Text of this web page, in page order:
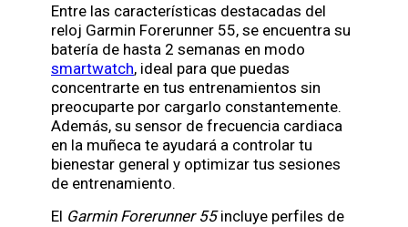
Entre las características destacadas del
reloj Garmin Forerunner 55, se encuentra su
batería de hasta 2 semanas en modo
smartwatch, ideal para que puedas
concentrarte en tus entrenamientos sin
preocuparte por cargarlo constantemente.
Además, su sensor de frecuencia cardiaca
en la muñeca te ayudará a controlar tu
bienestar general y optimizar tus sesiones
de entrenamiento.
El Garmin Forerunner 55incluye perfiles de